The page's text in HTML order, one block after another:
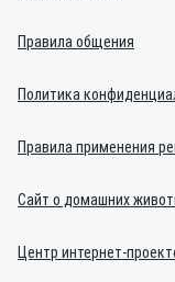
Правила общения
Политика
Правила применения
Сайт о домашних
Центр интернет-